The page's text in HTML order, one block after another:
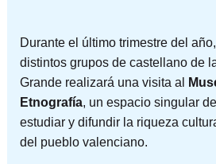
Durante el último trimestre del
distintos grupos de castellano de
Grande realizará una visita al
Etnografía, un espacio singular
estudiar y difundir la riqueza
del pueblo valenciano.